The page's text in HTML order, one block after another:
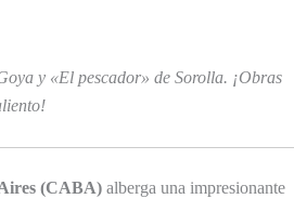
y «El pescador» de Sorolla. ¡Obras
(CABA) alberga una impresionante